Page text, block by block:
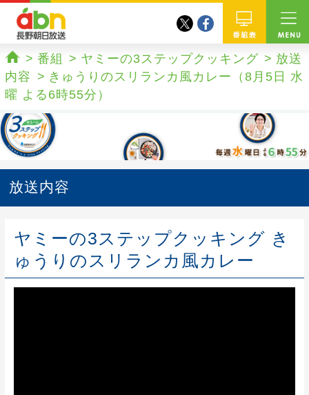
番組
twitterfacebook
ホーム
番組 ヤミーの3ステップクッキング
放送
内容
きゅうりのスリランカ風カレー（8月5日 水
曜 よる6時55分）
放送内容
ヤミーの3ステップクッキング き
ゅうりのスリランカ風カレー